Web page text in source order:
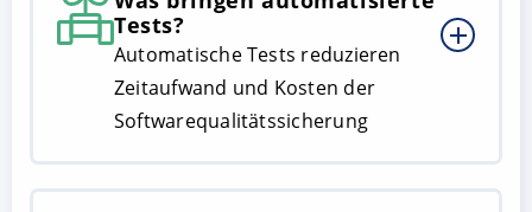
Tests?
Automatische Tests reduzieren
Zeitaufwand und Kosten der
Softwarequalitätssicherung